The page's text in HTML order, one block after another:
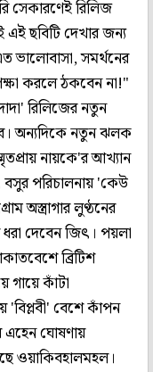
সেকারণেই রিলিজ
ছবিটি দেখার জন্য
ভালোবাসা, সমর্থনের
করলে ঠকবেন না!"
রিলিজের নতুন
অন্যদিকে নতুন ঝলক
নায়কে'র আখ্যান
পরিচালনায় 'কেউ
অস্ত্রাগার লুণ্ঠনের
দেবেন জিৎ। পয়লা
ব্রিটিশ
গায়ে কাঁটা
'বিপ্লবী' বেশে কাঁপন
এহেন ঘোষণায়
ওয়াকিবহালমহল।